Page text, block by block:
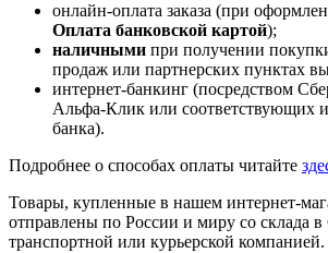
онлайн-оплата заказа (при
Оплата банковской картой);
наличными при получении
продаж или партнерских пунктах
интернет-банкинг (посредством
Альфа-Клик или соответствующих
банка).
Подробнее о способах оплаты читайте
Товары, купленные в нашем интернет-
отправлены по России и миру со склада в
транспортной или курьерской компанией.